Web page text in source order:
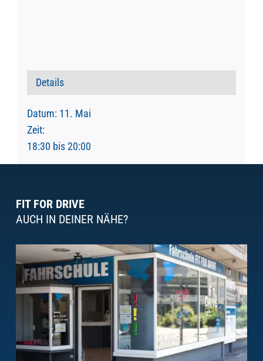
Details
Datum: 11. Mai
Zeit:
18:30 bis 20:00
FIT FOR DRIVE
AUCH IN DEINER NÄHE?